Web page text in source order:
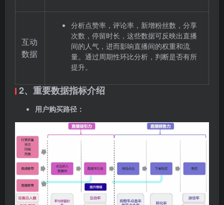
互动
数据
分析点赞率，评论率，新增粉丝数，分享
次数，停留时长，这些数据可反映出直播
间的人气，进而影响直播间的权重和流
量。通过周期性环比分析，判断是否有所
提升。
2、重要数据指标介绍
用户购买路径：